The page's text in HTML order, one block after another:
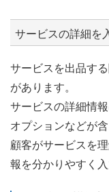
サービスの詳細を
サービスを出品す
があります。
サービスの詳細情
オプションなどが含
顧客がサービスを
報を分かりやすく入